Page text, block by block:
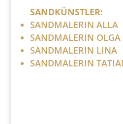
SANDKÜNSTLER:
SANDMALERIN ALLA
SANDMALERIN OLGA
SANDMALERIN LINA
SANDMALERIN